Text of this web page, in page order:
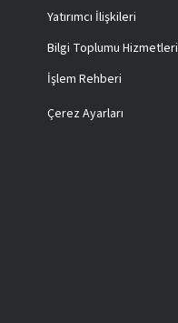
Yatırımcı İlişkileri
Bilgi Toplumu Hizmetleri
İşlem Rehberi
Çerez Ayarları